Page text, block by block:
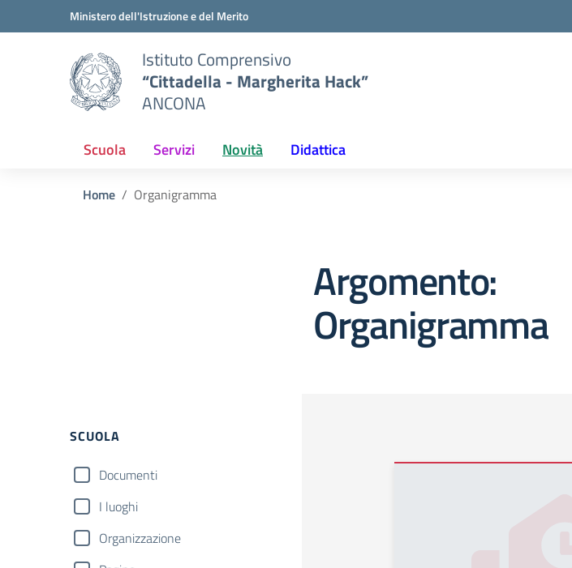
Vai ai contenuti
Vai al menu di navigazioneMinistero dell'Istruzione e del Merito
Istituto Comprensivo
“Cittadella - Margherita Hack”
ANCONA
Scuola Servizi Novità Didattica
Home Organigramma
Argomento:
Organigramma
Filtri
SCUOLA
Documenti
I luoghi
Organizzazione